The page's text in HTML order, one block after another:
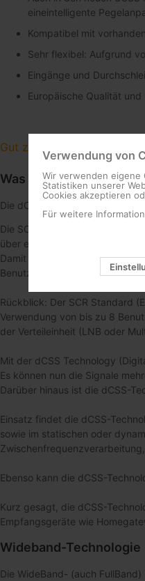
eineintelligente
Kompatibel mit
Sehr flexibel: Aufgrund
Eingänge und
Europäische Qualität
Gut zu wissen
Was bedeutet dCSS
Die dCSS-Technologie ist die
Die SCR-Technologie
über ein einziges Koaxialkabel.
Damit werden nicht mehr
Benutzerbandzuordnung und
Rückblick: Der SCR Standard
Verwendung von bis zu 8
der Verteileinheit (LNB oder
Mit der dCSS Technology
Es können nun die Signale
Darüber hinaus ist die dCSS-
Einsatz findet die dCSS-
sowie im statischen oder
Ebenso kann die dCSS-
Kurz gesagt, die dCSS-
Empfangsgeräte wie
Wideband-Technologie
Die WideBand- (auch
Verwendung von
Wir verwenden eigene
Statistiken unserer
Cookies akzeptieren
Für weitere